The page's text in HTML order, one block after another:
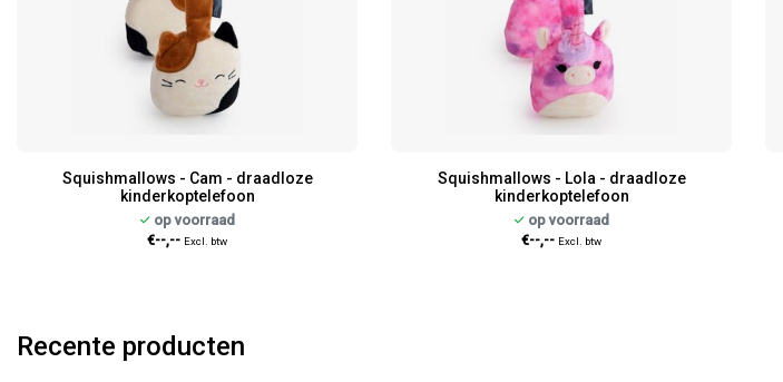
Squishmallows - Cam - draadloze
kinderkoptelefoon
op voorraad
€--,-- Excl. btw
Squishmallows - Lola - draadloze
kinderkoptelefoon
op voorraad
€--,-- Excl. btw
Recente producten